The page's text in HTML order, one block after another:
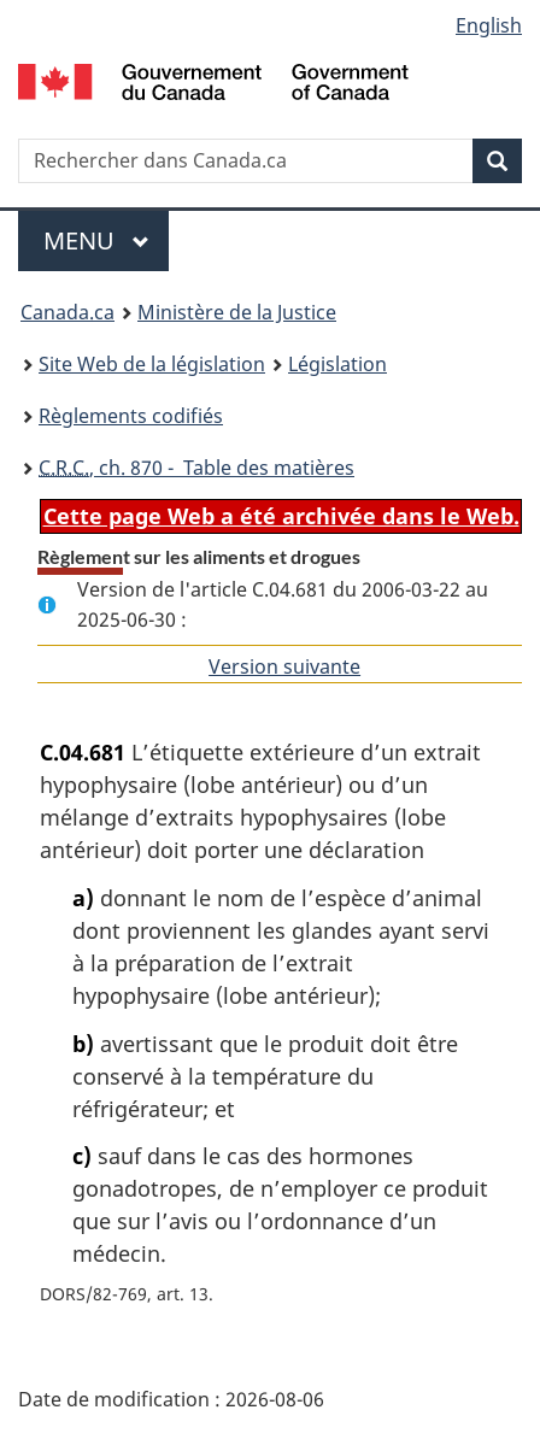
au
contenu
propos
de
la
HTML
simplifiée
selection
English
Recherche
Menu
MENU PRINCIPAL
You
are
here:
Canada.ca
Ministère de la Justice
Site Web de la législation
Législation
Règlements codifiés
C.R.C., ch. 870 - Table des matières
Cette page Web a été archivée dans le Web.
Règlement sur les aliments et drogues
Version de l'article C.04.681 du 2006-03-22 au
2025-06-30 :
Version suivante
C.04.681 L’étiquette extérieure d’un extrait
hypophysaire (lobe antérieur) ou d’un
mélange d’extraits hypophysaires (lobe
antérieur) doit porter une déclaration
a) donnant le nom de l’espèce d’animal
dont proviennent les glandes ayant servi
à la préparation de l’extrait
hypophysaire (lobe antérieur);
b) avertissant que le produit doit être
conservé à la température du
réfrigérateur; et
c) sauf dans le cas des hormones
gonadotropes, de n’employer ce produit
que sur l’avis ou l’ordonnance d’un
médecin.
DORS/82-769, art. 13
é
Date de modification : 2026-08-06